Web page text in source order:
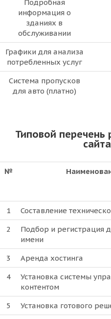
Подробная
информация о
зданиях в
обслуживании
Графики для анализа
потребленных услуг
Система пропусков
для авто (платно)
Типовой перечень
№
1
Составление
2
Подбор и регистрация
имени
3 Аренда хостинга
4
Установка системы
контентом
5 Установка готового